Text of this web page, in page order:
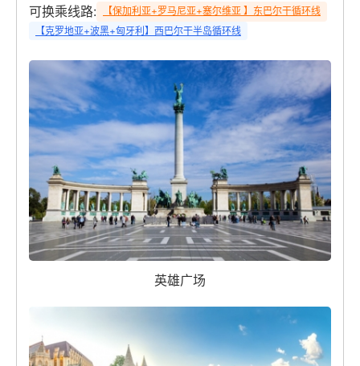
可换乘线路:
【保加利亚+罗马尼亚+塞尔维亚 】东巴尔干循环线
【克罗地亚+波黑+匈牙利】西巴尔干半岛循环线
英雄广场